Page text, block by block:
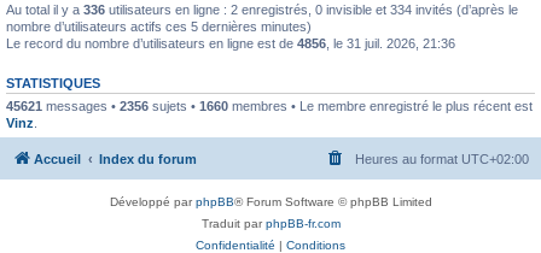
Au total il y a 336 utilisateurs en ligne : 2 enregistrés, 0 invisible et 334 invités (d’après le
nombre d’utilisateurs actifs ces 5 dernières minutes)
Le record du nombre d’utilisateurs en ligne est de 4856 , le 31 juil. 2026, 21:36
STATISTIQUES
45621 messages • 2356 sujets • 1660 membres • Le membre enregistré le plus récent est
Vinz
Accueil Index du forum Heures au format UTC+02:00
Développé parphpBB® Forum Software © phpBB Limited
Traduit parphpBB-fr.com
Confidentialité | Conditions